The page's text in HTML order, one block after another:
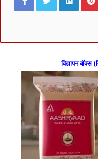
विज्ञापन बॉक्स